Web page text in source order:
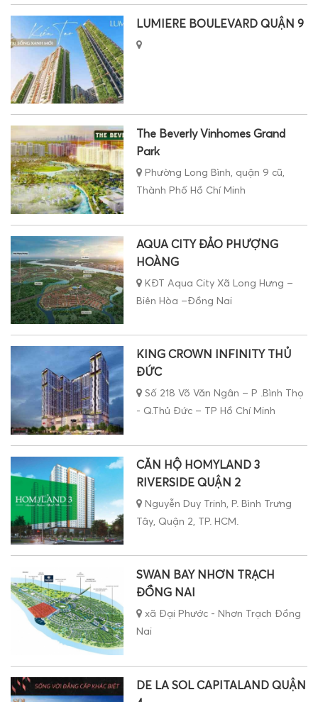
LUMIERE BOULEVARD QUẬN 9
The Beverly Vinhomes Grand
Park
Phường Long Bình, quận 9 cũ,
Thành Phố Hồ Chí Minh
AQUA CITY ĐẢO PHƯỢNG
HOÀNG
KĐT Aqua City Xã Long Hưng –
Biên Hòa –Đồng Nai
KING CROWN INFINITY THỦ
ĐỨC
Số 218 Võ Văn Ngân – P .Bình Thọ
- Q.Thủ Đức – TP Hồ Chí Minh
CĂN HỘ HOMYLAND 3
RIVERSIDE QUẬN 2
Nguyễn Duy Trinh, P. Bình Trưng
Tây, Quận 2, TP. HCM.
SWAN BAY NHƠN TRẠCH
ĐỒNG NAI
xã Đại Phước - Nhơn Trạch Đồng
Nai
DE LA SOL CAPITALAND QUẬN